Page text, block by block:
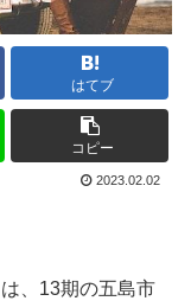
はてブ
コピー
2023.02.02
、13期の五島市